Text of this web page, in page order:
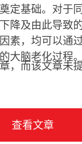
定基础。对于
降及由此导致
素，均可以通
大脑老化过程。
，而该文章未
查看文章